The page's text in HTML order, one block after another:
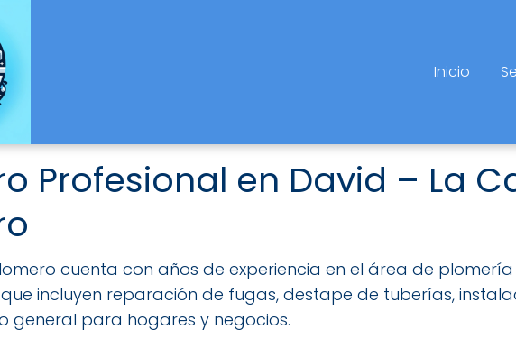
Inicio
Profesional en David – La
cuenta con años de experiencia en el área de plomería
incluyen reparación de fugas, destape de tuberías,
general para hogares y negocios.